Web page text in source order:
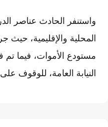
واستنفر الحادث عناصر
المحلية والإقليمية،
مستودع الأموات، فيما
النيابة العامة، للوقوف